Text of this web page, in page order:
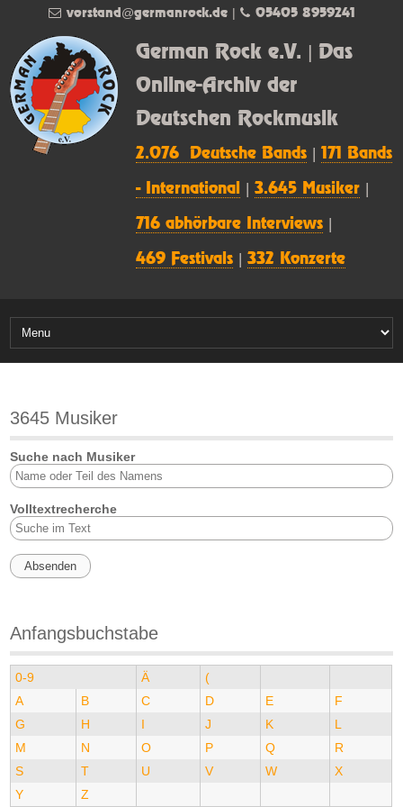
German Rock e.V. | Das
Online-Archiv der
Deutschen Rockmusik
2.076 Deutsche Bands |171 Bands
- International |3.645 Musiker
716 abhörbare Interviews
469 Festivals |332 Konzerte
vorstand@germanrock.de| 05405 8959241
3645 Musiker
Suche nach Musiker
Volltextrecherche
Anfangsbuchstabe
0-9 Ä
(
A
B C D E
F
G
H I J K
L
M
N O P Q
R
S
T U V W
X
Y
Z